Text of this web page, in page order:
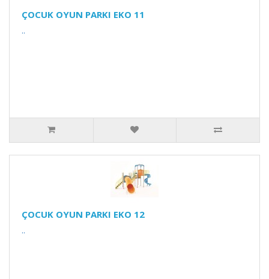
ÇOCUK OYUN PARKI EKO 11
..
ÇOCUK OYUN PARKI EKO 12
..